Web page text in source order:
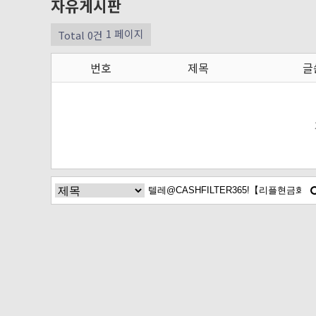
자유게시판
Total 0건 1 페이지
번호 제목